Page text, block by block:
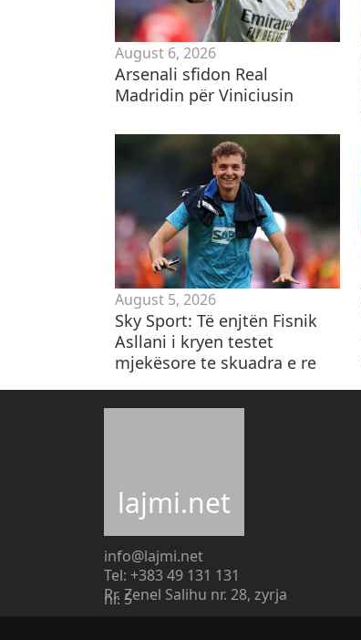
August 6, 2026
​Arsenali sfidon Real
Madridin për Viniciusin
August 5, 2026
Sky Sport: Të enjtën Fisnik
Asllani i kryen testet
mjekësore te skuadra e re
lajmi.net
info@lajmi.net
Tel: +383 49 131 131
Rr. Zenel Salihu nr. 28, zyrja
nr. 5